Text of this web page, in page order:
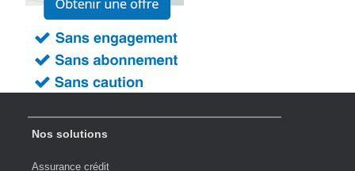
Nos solutions
Assurance crédit